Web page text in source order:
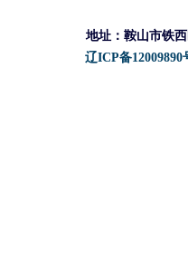
地址：鞍山市铁西
辽ICP备12009890